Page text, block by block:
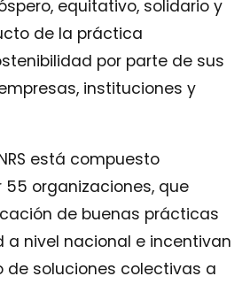
equitativo, solidario y
de la práctica
por parte de sus
instituciones y
está compuesto
organizaciones, que
de buenas prácticas
a nivel nacional e incentivan
de soluciones colectivas a